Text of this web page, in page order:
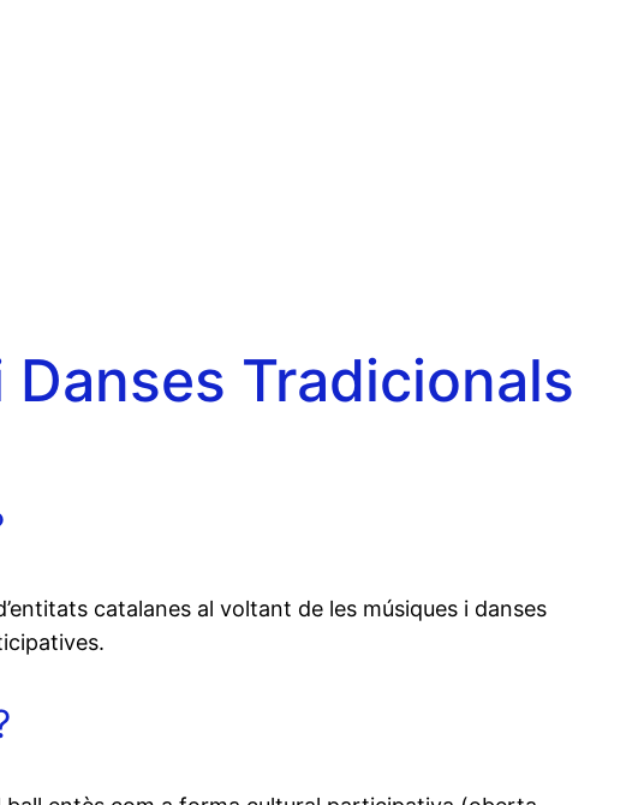
Tradicionals
catalanes al voltant de les músiques i danses